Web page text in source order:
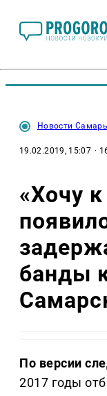
Новости
19.02.2019, 15:07 ·
«Хочу
банды
По версии
2017 годы